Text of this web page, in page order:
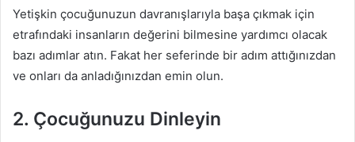
Yetişkin çocuğunuzun davranışlarıyla başa çıkmak için
etrafındaki insanların değerini bilmesine yardımcı olacak
bazı adımlar atın. Fakat her seferinde bir adım attığınızdan
ve onları da anladığınızdan emin olun.
2. Çocuğunuzu Dinleyin